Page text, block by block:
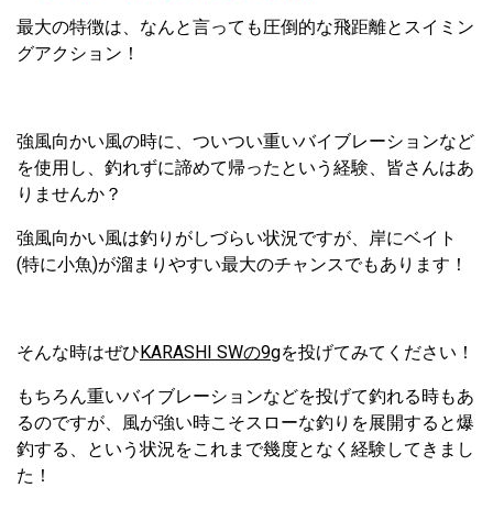
最大の特徴は、なんと言っても圧倒的な飛距離とスイミン
グアクション！
強風向かい風の時に、ついつい重いバイブレーションなど
を使用し、釣れずに諦めて帰ったという経験、皆さんはあ
りませんか？
強風向かい風は釣りがしづらい状況ですが、岸にベイト
(特に小魚)が溜まりやすい最大のチャンスでもあります！
そんな時はぜひKARASHI SWの9gを投げてみてください！
もちろん重いバイブレーションなどを投げて釣れる時もあ
るのですが、風が強い時こそスローな釣りを展開すると爆
釣する、という状況をこれまで幾度となく経験してきまし
た！